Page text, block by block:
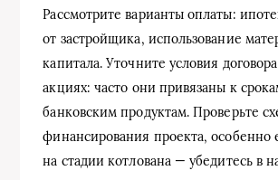
Рассмотрите варианты оплаты:
от застройщика, использование
капитала. Уточните условия
акциях: часто они привязаны к
банковским продуктам. Проверьте
финансирования проекта, особенно
на стадии котлована — убедитесь в